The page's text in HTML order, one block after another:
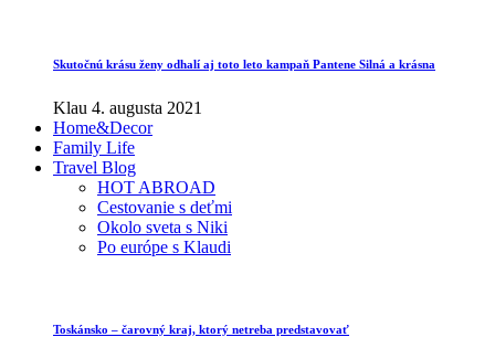
Skutočnú krásu ženy odhalí aj toto leto kampaň Pantene Silná a krásna
Klau 4. augusta 2021
Home&Decor
Family Life
Travel Blog
HOT ABROAD
Cestovanie s deťmi
Okolo sveta s Niki
Po európe s Klaudi
Toskánsko – čarovný kraj, ktorý netreba predstavovať